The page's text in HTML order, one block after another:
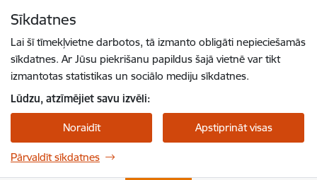
Sīkdatnes
Lai šī tīmekļvietne darbotos, tā izmanto obligāti nepieciešamās
sīkdatnes. Ar Jūsu piekrišanu papildus šajā vietnē var tikt
izmantotas statistikas un sociālo mediju sīkdatnes.
Lūdzu, atzīmējiet savu izvēli:
Noraidīt Apstiprināt visas
Pārvaldīt sīkdatnes